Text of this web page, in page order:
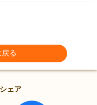
る
ェア